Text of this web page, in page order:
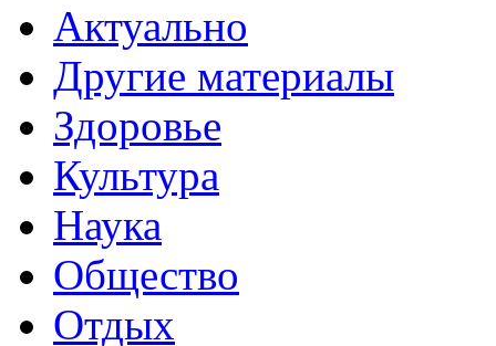
Актуально
Другие материалы
Здоровье
Культура
Наука
Общество
Отдых